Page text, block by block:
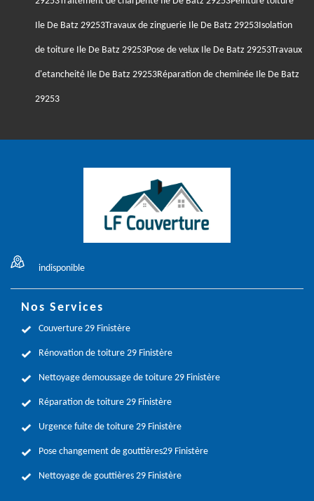
Ile De Batz 29253Travaux de zinguerie Ile De Batz 29253Isolation
de toiture Ile De Batz 29253Pose de velux Ile De Batz 29253Travaux
d'etancheité Ile De Batz 29253Réparation de cheminée Ile De Batz
29253
indisponible
Nos Services
Couverture 29 Finistère
Rénovation de toiture 29 Finistère
Nettoyage demoussage de toiture 29 Finistère
Réparation de toiture 29 Finistère
Urgence fuite de toiture 29 Finistère
Pose changement de gouttières29 Finistère
Nettoyage de gouttières 29 Finistère